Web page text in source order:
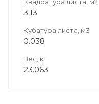
3.13
Кубатура листа, м3
0.038
Вес, кг
23.063